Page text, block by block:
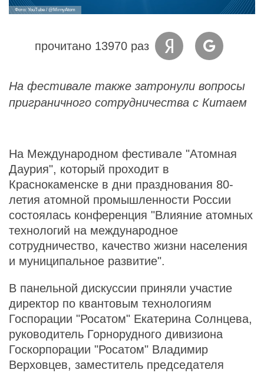
Фото: YouTube / @MirnyAtom
прочитано 13970 раз
На фестивале также затронули вопросы
приграничного сотрудничества с Китаем
На Международном фестивале "Атомная
Даурия", который проходит в
Краснокаменске в дни празднования 80-
летия атомной промышленности России
состоялась конференция "Влияние атомных
технологий на международное
сотрудничество, качество жизни населения
и муниципальное развитие".
В панельной дискуссии приняли участие
директор по квантовым технологиям
Госпорации "Росатом" Екатерина Солнцева,
руководитель Горнорудного дивизиона
Госкорпорации "Росатом" Владимир
Верховцев, заместитель председателя